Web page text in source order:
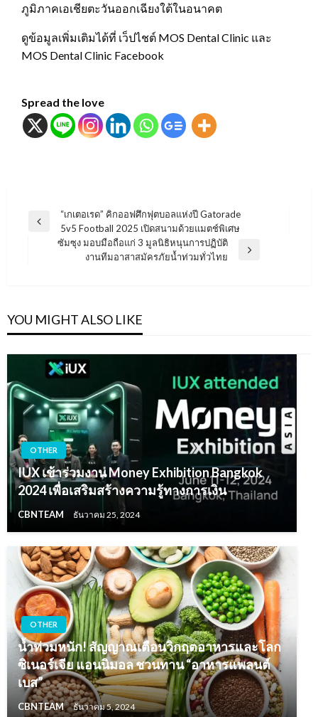
ภูมิภาคเอเชียตะวันออกเฉียงใต้ในอนาคต
ดูข้อมูลเพิ่มเติมได้ที่ เว็ปไชต์ MOS Dental Clinic และ
MOS Dental Clinic Facebook
Spread the love
แนะแนว
Previous
“เกเตอเรด” คิกออฟศึกฟุตบอลแห่งปี Gatorade
5v5 Football 2025 เปิดสนามด้วยแมตช์พิเศษ
ซัมซุง มอบมือถือแก่ 3 มูลนิธิหนุนการปฏิบัติ
งานทีมอาสาสมัครภัยน้ำท่วมทั่วไทย
YOU MIGHT ALSO LIKE
OTHER
IUX เข้าร่วมงาน Money Exhibition Bangkok
2024 เพื่อเสริมสร้างความรู้ทางการเงิน
CBNTEAM ธันวาคม 25, 2024
OTHER
น้ำท่วมหนัก! สัญญาณเตือนวิกฤตอาหารและโลก
ซิเนอร์เจีย แอนนิมอล ชวนทาน “อาหารแพลนต์
เบส”
CBNTEAM ธันวาคม 5, 2024